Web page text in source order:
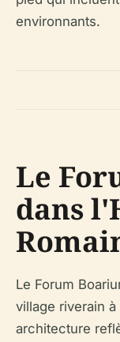
environnants.
Le
dans
Le Forum
village riverain
architecture